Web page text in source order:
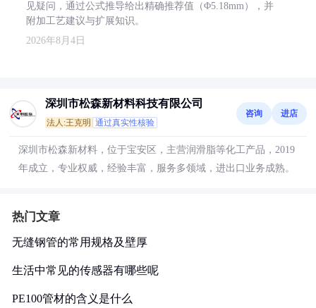
见疑问，通过公式推导给出精确推荐值（Φ5.18mm），并
附加工艺建议与扩展知识。
2026年8月4日
深圳市松森新材料科技有限公司
法人:王克明 通过真实性核验
咨询 进店
深圳市松森新材料，位于宝安区，主营润滑脂等化工产品，2019
年成立，专业权威，经验丰富，服务多领域，进出口业务成熟。
热门文章
无缝钢管的常用规格及壁厚
生活中常见的传感器有哪些呢
PE100管材的含义是什么